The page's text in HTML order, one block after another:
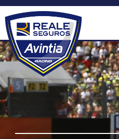
Skip
to
content